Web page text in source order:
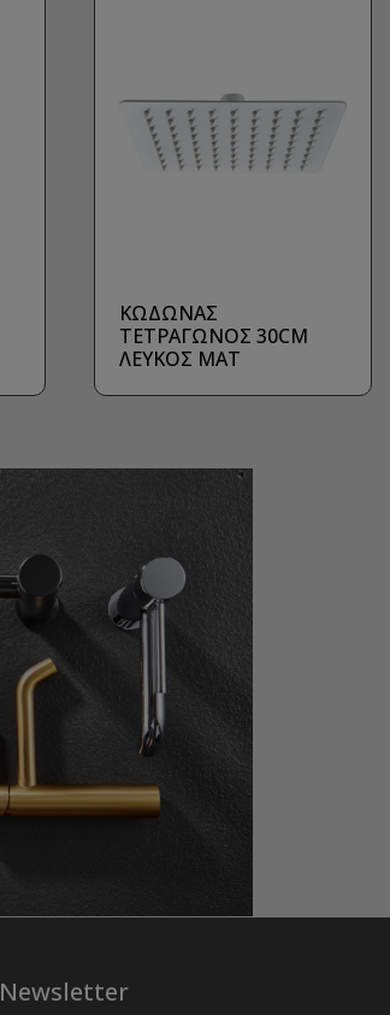
ΚΩΔΩΝΑΣ
ΤΕΤΡΑΓΩΝΟΣ 30CM
ΛΕΥΚΟΣ MAT
Newsletter